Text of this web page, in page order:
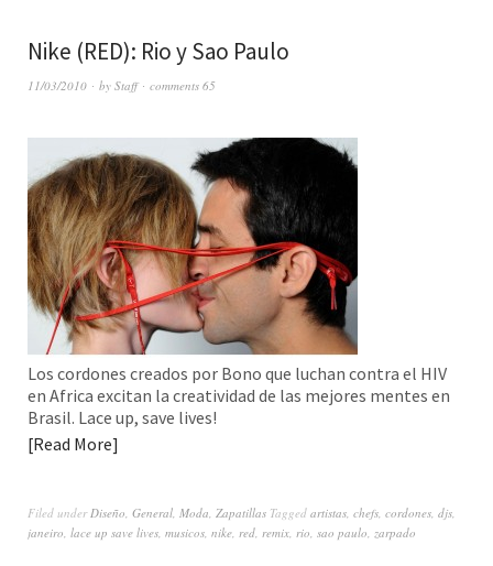
Nike (RED): Rio y Sao Paulo
11/03/2010 by Staff comments 65
Los cordones creados por Bono que luchan contra el HIV
en Africa excitan la creatividad de las mejores mentes en
Brasil. Lace up, save lives!
Read More
Filed underDiseño, General, Moda, Zapatillas Tagged artistas, chefs, cordones, djs,
janeiro, lace up save lives, musicos, nike, red, remix, rio, sao paulo, zarpado